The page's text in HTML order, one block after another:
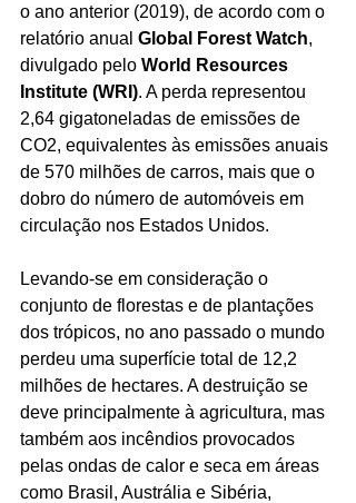
o ano anterior (2019), de acordo com o
relatório anual Global Forest Watch,
divulgado pelo World Resources
Institute (WRI). A perda representou
2,64 gigatoneladas de emissões de
CO2, equivalentes às emissões anuais
de 570 milhões de carros, mais que o
dobro do número de automóveis em
circulação nos Estados Unidos.
Levando-se em consideração o
conjunto de florestas e de plantações
dos trópicos, no ano passado o mundo
perdeu uma superfície total de 12,2
milhões de hectares. A destruição se
deve principalmente à agricultura, mas
também aos incêndios provocados
pelas ondas de calor e seca em áreas
como Brasil, Austrália e Sibéria,